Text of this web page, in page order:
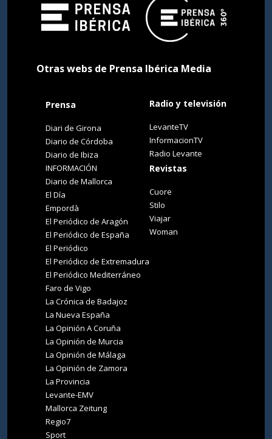
Otras webs de Prensa Ibérica Media
Prensa
Diari de Girona
Diario de Córdoba
Diario de Ibiza
INFORMACIÓN
Diario de Mallorca
El Día
Empordà
El Periódico de Aragón
El Periódico de España
El Periódico
El Periódico de Extremadura
El Periódico Mediterráneo
Faro de Vigo
La Crónica de Badajoz
La Nueva España
La Opinión A Coruña
La Opinión de Murcia
La Opinión de Málaga
La Opinión de Zamora
La Provincia
Levante-EMV
Mallorca Zeitung
Regio7
Sport
Radio y televisión
LevanteTV
InformacionTV
Radio Levante
Revistas
Cuore
Stilo
Viajar
Woman